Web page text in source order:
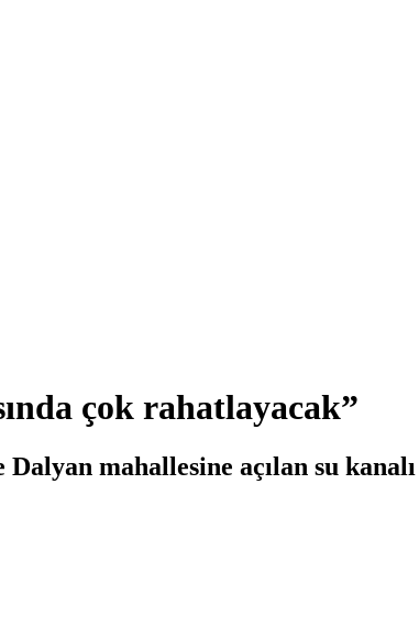
çok rahatlayacak”
mahallesine açılan su